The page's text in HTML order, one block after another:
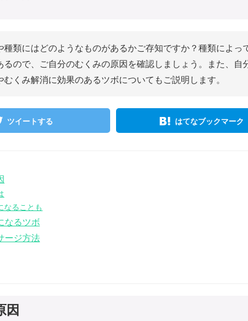
種類にはどのようなものがあるかご存知ですか？種類によっ
るので、ご自分のむくみの原因を確認しましょう。また、自
むくみ解消に効果のあるツボについてもご説明します。
ツイートする はてなブックマーク
なることも
なるツボ
ージ方法
因